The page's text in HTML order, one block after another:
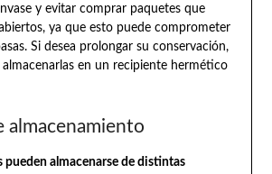
y evitar comprar paquetes que
ya que esto puede comprometer
Si desea prolongar su conservación,
en un recipiente hermético
almacenamiento
pueden almacenarse de distintas